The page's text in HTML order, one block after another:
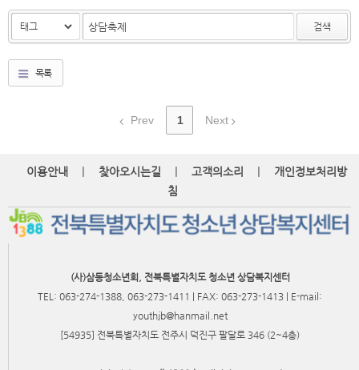
검색
목록
Prev 1 Next
이용안내 | 찾아오시는길 | 고객의소리 |
개인정보처리방
침
(사)삼동청소년회, 전북특별자치도 청소년 상담복지센터
TEL: 063-274-1388, 063-273-1411 | FAX: 063-273-1413 | E-mail:
youthjb@hanmail.net
[54935] 전북특별자치도 전주시 덕진구 팔달로 346 (2~4층)